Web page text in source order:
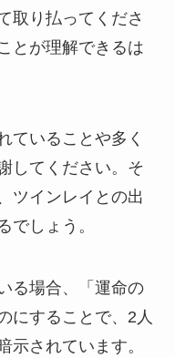
取り払ってくださ
とが理解できるは
ていることや多く
してください。そ
ツインレイとの出
でしょう。
る場合、「運命の
にすることで、2人
示されています。